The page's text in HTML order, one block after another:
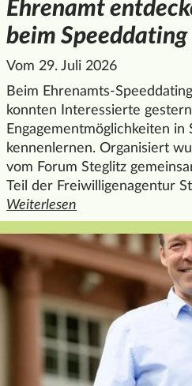
Ehrenamt
beim Speeddating
Vom 29. Juli 2026
Beim Ehrenamts-
konnten Interessierte
Engagementmöglichkeiten
kennenlernen. Organisiert
vom Forum Steglitz
Teil der Freiwilligenagentur
Weiterlesen
den ganzen Artikel "Ehrenamt